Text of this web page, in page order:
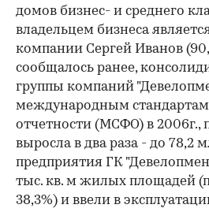
домов бизнес- и среднего
владельцем бизнеса
компании Сергей Иванов
сообщалось ранее,
группы компаний
международным
отчетности (МСФО) в 2006г.,
выросла в два раза - до 78,2
предприятия ГК
тыс. кв. м жилых площадей
38,3%) и ввели в